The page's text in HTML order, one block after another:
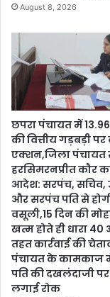
August 8, 2026
छपरा पंचायत में
की वित्तीय गड़बड़ी पर
एक्शन,जिला पंचायत
हरसिमरनप्रीत कौर
आदेश: सरपंच, सचिव,
और सरपंच पति से
वसूली,15 दिन की
खत्म होते ही धारा
तहत कार्रवाई की
पंचायत के कामकाज
पति की दखलंदाजी पर
लगाई रोक